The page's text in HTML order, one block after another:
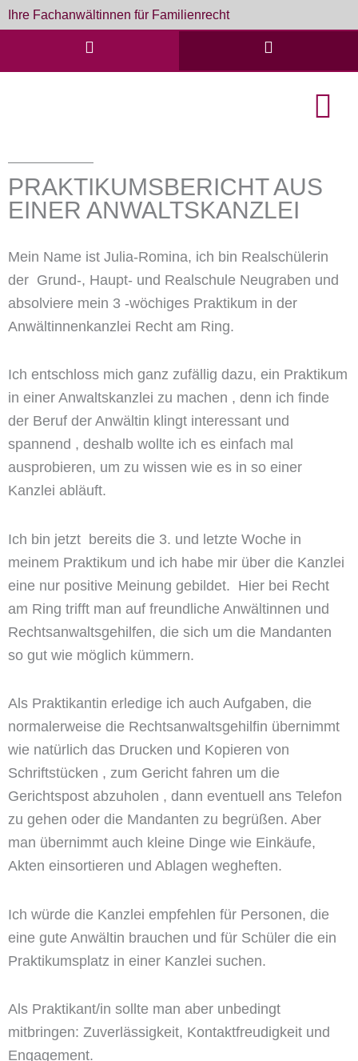
Zum
Inhalt
Ihre Fachanwältinnen für Familienrecht
PRAKTIKUMSBERICHT AUS
EINER ANWALTSKANZLEI
Mein Name ist Julia-Romina, ich bin Realschülerin
der Grund-, Haupt- und Realschule Neugraben und
absolviere mein 3 -wöchiges Praktikum in der
Anwältinnenkanzlei Recht am Ring.
Ich entschloss mich ganz zufällig dazu, ein Praktikum
in einer Anwaltskanzlei zu machen , denn ich finde
der Beruf der Anwältin klingt interessant und
spannend , deshalb wollte ich es einfach mal
ausprobieren, um zu wissen wie es in so einer
Kanzlei abläuft.
Ich bin jetzt bereits die 3. und letzte Woche in
meinem Praktikum und ich habe mir über die Kanzlei
eine nur positive Meinung gebildet. Hier bei Recht
am Ring trifft man auf freundliche Anwältinnen und
Rechtsanwaltsgehilfen, die sich um die Mandanten
so gut wie möglich kümmern.
Als Praktikantin erledige ich auch Aufgaben, die
normalerweise die Rechtsanwaltsgehilfin übernimmt
wie natürlich das Drucken und Kopieren von
Schriftstücken , zum Gericht fahren um die
Gerichtspost abzuholen , dann eventuell ans Telefon
zu gehen oder die Mandanten zu begrüßen. Aber
man übernimmt auch kleine Dinge wie Einkäufe,
Akten einsortieren und Ablagen wegheften.
Ich würde die Kanzlei empfehlen für Personen, die
eine gute Anwältin brauchen und für Schüler die ein
Praktikumsplatz in einer Kanzlei suchen.
Als Praktikant/in sollte man aber unbedingt
mitbringen: Zuverlässigkeit, Kontaktfreudigkeit und
Engagement.